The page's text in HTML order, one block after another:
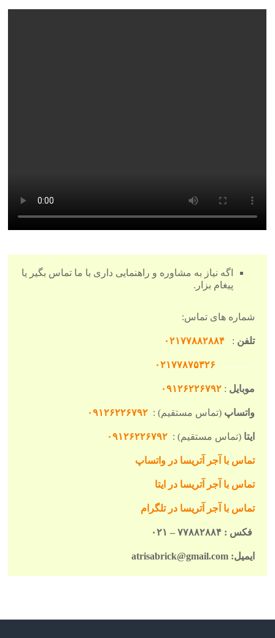
اگه نیاز به مشاوره و راهنمایی داری با ما تماس بگیر یا
پیغام بزار.
شماره های تماس:
تلفن :۰۲۱۷۷۸۸۲۸۸۴
……….. ۰۲۱۷۷۸۷۵۳۲۶
موبایل :۰۹۱۲۶۲۲۶۷۹۲
واتساپ (تماس مستقیم) :۰۹۱۲۶۲۲۶۷۹۲
ایتا (تماس مستقیم) :۰۹۱۲۶۲۲۶۷۹۲
تماس با آجر آتریسا در واتساپ
تماس با آجر آتریسا در ایتا
تماس با آجر آتریسا در تلگرام
فکس : ۷۷۸۸۲۸۸۴ – ۰۲۱
ایمیل: atrisabrick@gmail.com